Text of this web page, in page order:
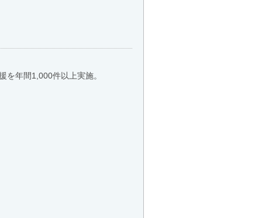
年間1,000件以上実施。